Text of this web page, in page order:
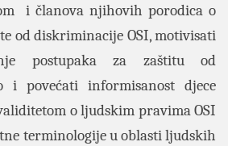
i članova njihovih porodica o
od diskriminacije OSI, motivisati
postupaka za zaštitu od
i povećati informisanost djece
o ljudskim pravima OSI
terminologije u oblasti ljudskih